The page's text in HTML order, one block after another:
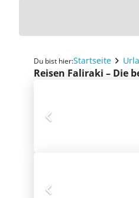
Du bist hier:Startseite
Reisen Faliraki – Die